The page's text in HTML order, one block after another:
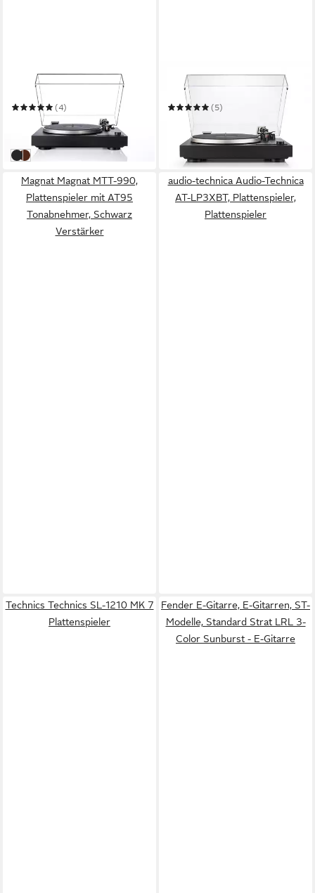
CS-529 Plattenspieler
(4)
ab 949,00 €
27,55 € mtl. in 48 Raten
in 2-3 Werktagen bei dir
Schwarz
Walnuss
DUAL
CS 518 Plattenspieler
(5)
ab 649,00 €
18,84 €mtl. in 48 Raten
leider ausverkauft
Magnat Magnat MTT-990,
Plattenspieler mit AT95
Tonabnehmer, Schwarz
Verstärker
audio-technica Audio-Technica
AT-LP3XBT, Plattenspieler,
Plattenspieler
Technics Technics SL-1210 MK 7
Plattenspieler
Fender E-Gitarre, E-Gitarren, ST-
Modelle, Standard Strat LRL 3-
Color Sunburst - E-Gitarre